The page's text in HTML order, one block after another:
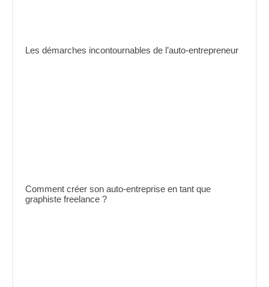
Les démarches incontournables de l’auto-entrepreneur
Comment créer son auto-entreprise en tant que
graphiste freelance ?